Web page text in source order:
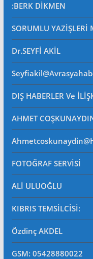
:BERK DİKMEN
SORUMLU YAZİŞLERİ
Dr.SEYFİ AKİL
DIŞ HABERLER Ve
AHMET
FOTOĞRAF SERVİSİ
ALİ ULUOĞLU
KIBRIS TEMSİLCİSİ:
Özdinç AKDEL
GSM: 05428880022